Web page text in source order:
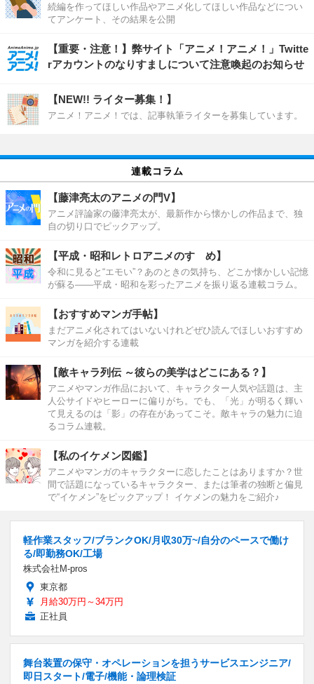
続編を作ってほしい作品やアニメ化してほしい作品などについ
てアンケート、その結果を公開
【重要・注意！】弊サイト「アニメ！アニメ！」Twitte
rアカウントのなりすましについて注意喚起のお知らせ
【NEW!! ライター募集！】
アニメ！アニメ！では、記事執筆ライターを募集しています。
連載コラム
【藤津亮太のアニメの門V】
アニメ評論家の藤津亮太が、最新作から懐かしの作品まで、独
自の切り口でピックアップ。
【平成・昭和レトロアニメのすゝめ】
令和に見ると“エモい”？あのときの気持ち、どこか懐かしい記憶
が蘇る――平成・昭和を彩ったアニメを振り返る連載コラム。
【おすすめマンガ手帖】
まだアニメ化されてはいないけれどぜひ読んでほしいおすすめ
マンガを紹介する連載
【敵キャラ列伝 ～彼らの美学はどこにある？】
アニメやマンガ作品において、キャラクター人気や話題は、主
人公サイドやヒーローに偏りがち。でも、「光」が明るく輝い
て見えるのは「影」の存在があってこそ。敵キャラの魅力に迫
るコラム連載。
【私のイケメン図鑑】
アニメやマンガのキャラクターに恋したことはありますか？世
間で話題になっているキャラクター、または筆者の独断と偏見
で“イケメン”をピックアップ！ イケメンの魅力をご紹介♪
軽作業スタッフ/ブランクOK/月収30万~/自分のペースで働け
る/即勤務OK/工場
株式会社M-pros
東京都
月給30万円～34万円
正社員
舞台装置の保守・オペレーションを担うサービスエンジニア/
即日スタート/電子/機能・論理検証